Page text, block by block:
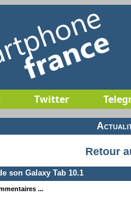
Twitter
Retour
son Galaxy Tab 10.1
...